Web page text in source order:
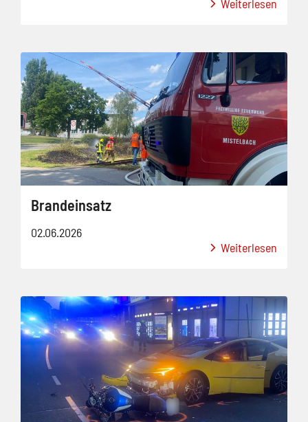
Weiterlesen
Brandeinsatz
02.06.2026
Weiterlesen